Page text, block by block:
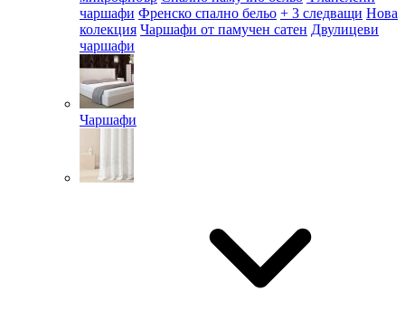
чаршафи Френско спално бельо + 3 следващи Нова
колекция Чаршафи от памучен сатен Двулицеви
чаршафи
Чаршафи